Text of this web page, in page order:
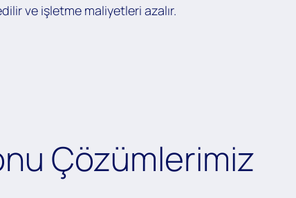
ve işletme maliyetleri azalır.
Çözümlerimiz